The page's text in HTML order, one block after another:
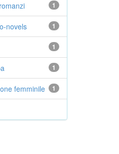
1
1
novels
1
1
1
femminile